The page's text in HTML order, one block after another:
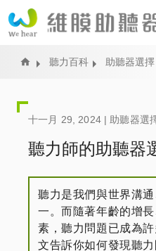
Home 聽力百科 助聽器選擇
十一月 29, 2024 | 助聽器選
聽力師的助聽器
聽力是我們與世界溝
一。而隨著年齡的增
素，聽力問題已成為
文告訴你如何發現聽